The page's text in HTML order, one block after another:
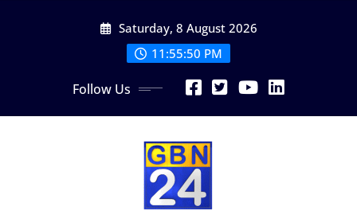
Saturday, 8 August 2026
11:55:51 PM
Follow Us